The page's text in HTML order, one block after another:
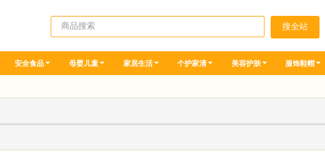
安全食品 母婴儿童 家居生活 个护家清 美容护肤 服饰鞋帽